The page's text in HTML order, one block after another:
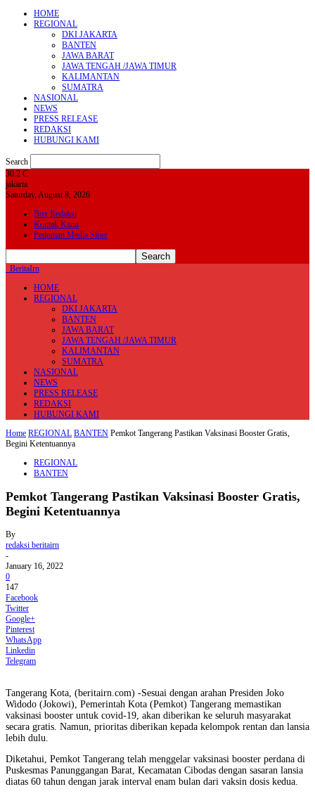
HOME
REGIONAL
DKI JAKARTA
BANTEN
JAWA BARAT
JAWA TENGAH /JAWA TIMUR
KALIMANTAN
SUMATRA
NASIONAL
NEWS
PRESS RELEASE
REDAKSI
HUBUNGI KAMI
Search
30.2 C
jakarta
Saturday, August 8, 2026
Box Redaksi
Kontak Kami
Pedoman Media Siber
BeritaIrn
HOME
REGIONAL
DKI JAKARTA
BANTEN
JAWA BARAT
JAWA TENGAH /JAWA TIMUR
KALIMANTAN
SUMATRA
NASIONAL
NEWS
PRESS RELEASE
REDAKSI
HUBUNGI KAMI
Home REGIONAL BANTEN Pemkot Tangerang Pastikan Vaksinasi Booster Gratis,
Begini Ketentuannya
REGIONAL
BANTEN
Pemkot Tangerang Pastikan Vaksinasi Booster Gratis,
Begini Ketentuannya
By
redaksi beritairn
-
January 16, 2022
0
147
Facebook
Twitter
Google+
Pinterest
WhatsApp
Linkedin
Telegram
Tangerang Kota, (beritairn.com) -Sesuai dengan arahan Presiden Joko
Widodo (Jokowi), Pemerintah Kota (Pemkot) Tangerang memastikan
vaksinasi booster untuk covid-19, akan diberikan ke seluruh masyarakat
secara gratis. Namun, prioritas diberikan kepada kelompok rentan dan lansia
lebih dulu.
Diketahui, Pemkot Tangerang telah menggelar vaksinasi booster perdana di
Puskesmas Panunggangan Barat, Kecamatan Cibodas dengan sasaran lansia
diatas 60 tahun dengan jarak interval enam bulan dari vaksin dosis kedua.